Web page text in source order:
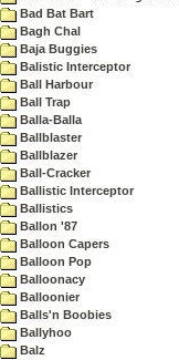
Bad Bat Bart
Bagh Chal
Baja Buggies
Balistic Interceptor
Ball Harbour
Ball Trap
Balla-Balla
Ballblaster
Ballblazer
Ball-Cracker
Ballistic Interceptor
Ballistics
Ballon '87
Balloon Capers
Balloon Pop
Balloonacy
Balloonier
Balls'n Boobies
Ballyhoo
Balz